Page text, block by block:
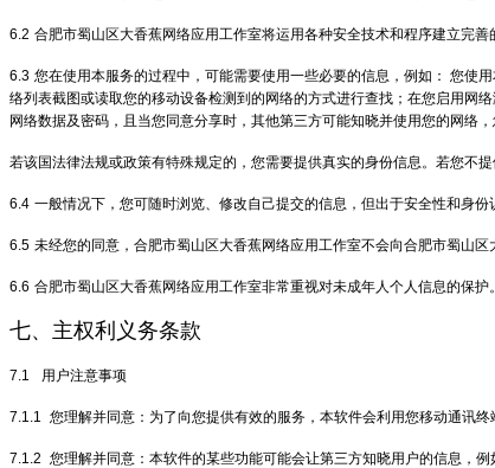
6.2 合肥市蜀山区大香蕉网络应用工作室将运用各种安全技术和程序建立完
6.3 您在使用本服务的过程中，可能需要使用一些必要的信息，例如： 您使
络列表截图或读取您的移动设备检测到的网络的方式进行查找；在您启用网
网络数据及密码，且当您同意分享时，其他第三方可能知晓并使用您的网络，
若该国法律法规或政策有特殊规定的，您需要提供真实的身份信息。若您不
6.4 一般情况下，您可随时浏览、修改自己提交的信息，但出于安全性和身
6.5 未经您的同意，合肥市蜀山区大香蕉网络应用工作室不会向合肥市蜀山
6.6 合肥市蜀山区大香蕉网络应用工作室非常重视对未成年人个人信息的保
七、主权利义务条款
7.1 用户注意事项
7.1.1 您理解并同意：为了向您提供有效的服务，本软件会利用您移动通讯
7.1.2 您理解并同意：本软件的某些功能可能会让第三方知晓用户的信息，